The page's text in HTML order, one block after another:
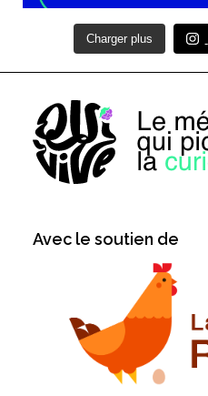
Charger plus
Avec le soutien de